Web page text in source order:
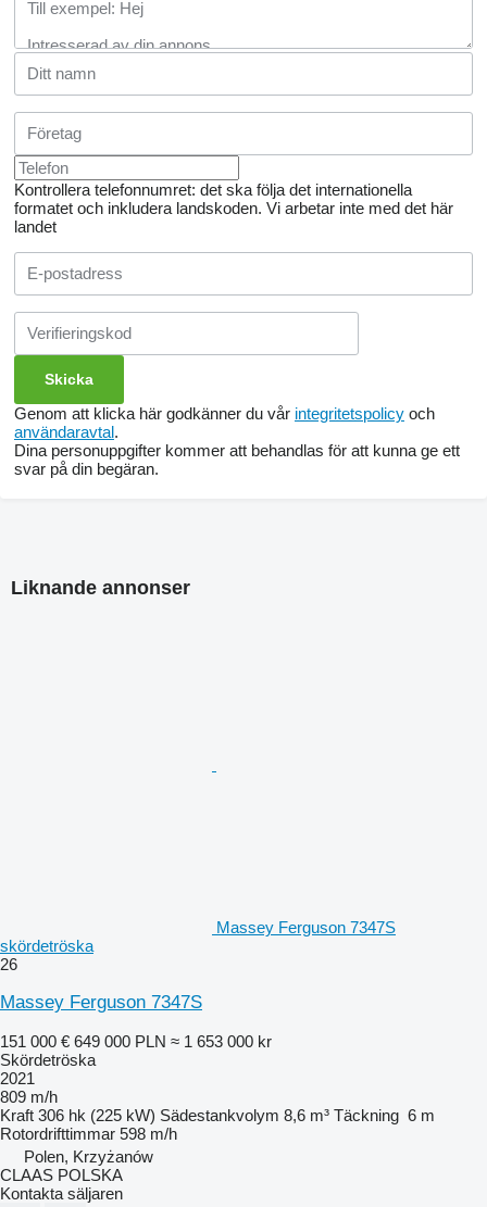
Kontrollera telefonnumret: det ska följa det internationella
formatet och inkludera landskoden. Vi arbetar inte med det här
landet
Genom att klicka här godkänner du vår integritetspolicy och
användaravtal.
Dina personuppgifter kommer att behandlas för att kunna ge ett
svar på din begäran.
Liknande annonser
Massey Ferguson 7347S
skördetröska
26
Massey Ferguson 7347S
151 000 € 649 000 PLN ≈ 1 653 000 kr
Skördetröska
2021
809 m/h
Kraft 306 hk (225 kW) Sädestankvolym 8,6 m³ Täckning 6 m
Rotordrifttimmar 598 m/h
Polen, Krzyżanów
CLAAS POLSKA
Kontakta säljaren